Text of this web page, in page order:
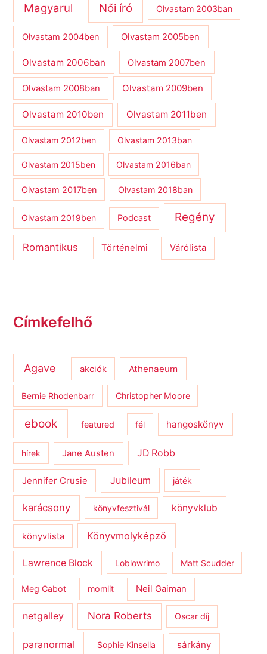
Magyarul Női író Olvastam 2003ban
Olvastam 2004ben Olvastam 2005ben
Olvastam 2006ban Olvastam 2007ben
Olvastam 2008ban Olvastam 2009ben
Olvastam 2010ben Olvastam 2011ben
Olvastam 2012ben Olvastam 2013ban
Olvastam 2015ben Olvastam 2016ban
Olvastam 2017ben Olvastam 2018ban
Olvastam 2019ben Podcast Regény
Romantikus Történelmi Várólista
Címkefelhő
Agave akciók Athenaeum
Bernie Rhodenbarr Christopher Moore
ebook featured fél hangoskönyv
hírek Jane Austen JD Robb
Jennifer Crusie Jubileum játék
karácsony könyvfesztivál könyvklub
könyvlista Könyvmolyképző
Lawrence Block Loblowrimo Matt Scudder
Meg Cabot momlit Neil Gaiman
netgalley Nora Roberts Oscar díj
paranormal Sophie Kinsella sárkány